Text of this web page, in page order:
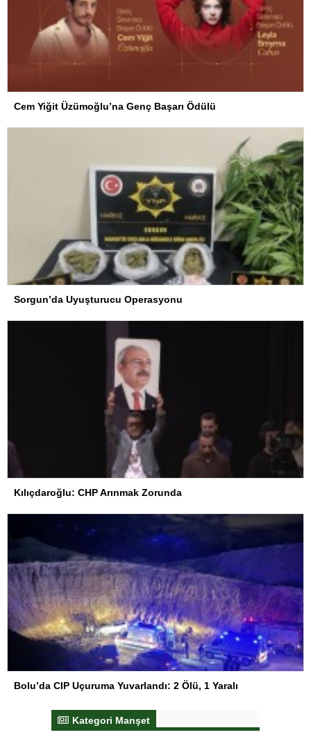
Cem Yiğit Üzümoğlu’na Genç Başarı Ödülü
Sorgun’da Uyuşturucu Operasyonu
Kılıçdaroğlu: CHP Arınmak Zorunda
Bolu’da CIP Uçuruma Yuvarlandı: 2 Ölü, 1 Yaralı
Kategori Manşet